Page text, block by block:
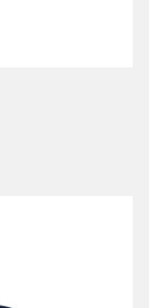
sicuri e prodotti
dispositivi. La
anche una